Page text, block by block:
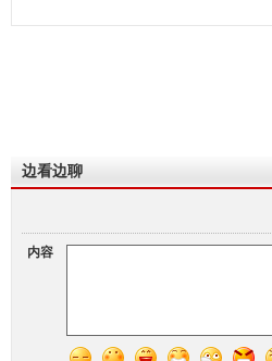
边看边聊
内容